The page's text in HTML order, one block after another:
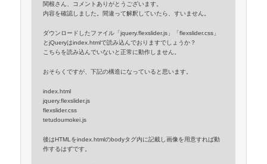
関根さん、コメントありがとうございます。
内容を確認しました。間違って解釈していたら、すいません。
ダウンロードしたファイル「jquery.flexslider.js」「flexslider.css」
とjQueryはindex.htmlで読み込んでおりますでしょうか？
こちらを読み込んでいないと正常に動作しません。
おそらくですが、下記の構造になっていると思います。
index.html
jquery.flexslider.js
flexslider.css
tetudoumokei.js
後はHTMLをindex.htmlのbodyタグ内に記載し画像を用意すれば動
作するはずです。